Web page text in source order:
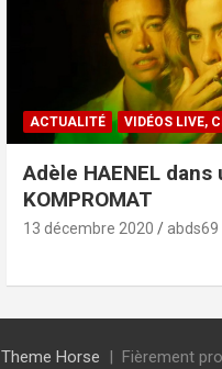
ACTUALITÉ VIDÉOS LIVE,
Adèle HAENEL
KOMPROMAT
13 décembre 2020 abds69
Theme Horse Fièrement